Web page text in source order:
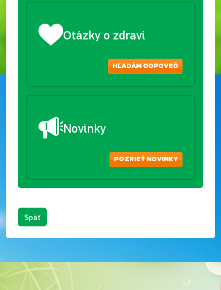
Otázky o zdraví
HĽADÁM ODPOVEĎ
Novinky
POZRIEŤ NOVINKY
Späť